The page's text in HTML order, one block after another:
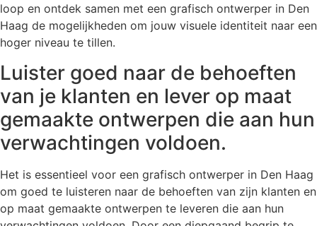
loop en ontdek samen met een grafisch ontwerper in Den
Haag de mogelijkheden om jouw visuele identiteit naar een
hoger niveau te tillen.
Luister goed naar de behoeften
van je klanten en lever op maat
gemaakte ontwerpen die aan hun
verwachtingen voldoen.
Het is essentieel voor een grafisch ontwerper in Den Haag
om goed te luisteren naar de behoeften van zijn klanten en
op maat gemaakte ontwerpen te leveren die aan hun